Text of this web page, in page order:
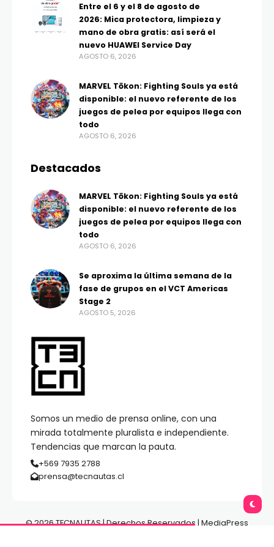
Somos un medio de prensa online, con una
mirada totalmente pluralista e independiente.
Tendencias que marcan la pauta.
+569 7935 2788
prensa@tecnautas.cl
Entre el 6 y el 8 de agosto de
2026: Mica protectora, limpieza y
mano de obra gratis: así será el
nuevo HUAWEI Service Day
AGOSTO 6, 2026
MARVEL Tōkon: Fighting Souls ya está
disponible: el nuevo referente de los
juegos de pelea por equipos llega con
todo
AGOSTO 6, 2026
Destacados
MARVEL Tōkon: Fighting Souls ya está
disponible: el nuevo referente de los
juegos de pelea por equipos llega con
todo
AGOSTO 6, 2026
Se aproxima la última semana de la
fase de grupos en el VCT Americas
Stage 2
AGOSTO 5, 2026
© 2026 TECNAUTAS | Derechos Reservados | MediaPress